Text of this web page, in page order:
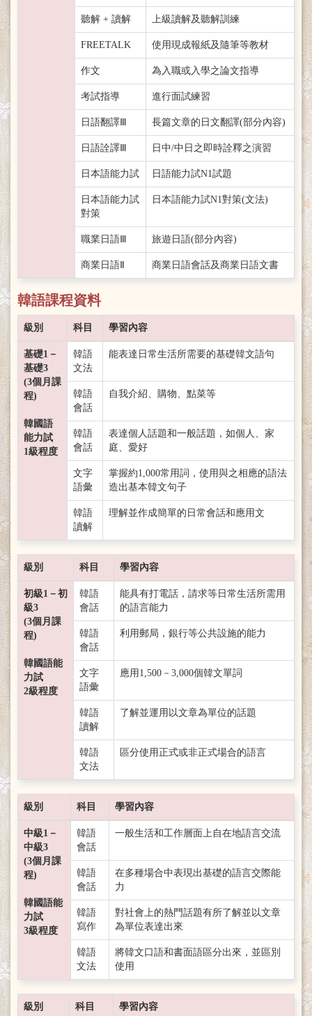
聽解 + 讀解 上級讀解及聽解訓練
FREETALK 使用現成報紙及隨筆等教材
作文 為入職或入學之論文指導
考試指導 進行面試練習
日語翻譯Ⅲ 長篇文章的日文翻譯(部分內容)
日語詮譯Ⅲ 日中/中日之即時詮釋之演習
日本語能力試 日語能力試N1試題
日本語能力試
對策
日本語能力試N1對策(文法)
職業日語Ⅲ 旅遊日語(部分內容)
商業日語Ⅱ 商業日語會話及商業日語文書
韓語課程資料
級別 科目 學習內容
基礎1－
基礎3
(3個月課
程)
韓國語
能力試
1級程度
韓語
文法
能表達日常生活所需要的基礎韓文語句
韓語
會話
自我介紹、購物、點菜等
韓語
會話
表達個人話題和一般話題，如個人、家
庭、愛好
文字
語彙
掌握約1,000常用詞，使用與之相應的語法
造出基本韓文句子
韓語
讀解
理解並作成簡單的日常會話和應用文
級別 科目 學習內容
初級1－初
級3
(3個月課
程)
韓國語能
力試
2級程度
韓語
會話
能具有打電話，請求等日常生活所需用
的語言能力
韓語
會話
利用郵局，銀行等公共設施的能力
文字
語彙
應用1,500－3,000個韓文單詞
韓語
讀解
了解並運用以文章為單位的話題
韓語
文法
區分使用正式或非正式場合的語言
級別 科目 學習內容
中級1－
中級3
(3個月課
程)
韓國語能
力試
3級程度
韓語
會話
一般生活和工作層面上自在地語言交流
韓語
會話
在多種場合中表現出基礎的語言交際能
力
韓語
寫作
對社會上的熱門話題有所了解並以文章
為單位表達出來
韓語
文法
將韓文口語和書面語區分出來，並區別
使用
級別 科目 學習內容